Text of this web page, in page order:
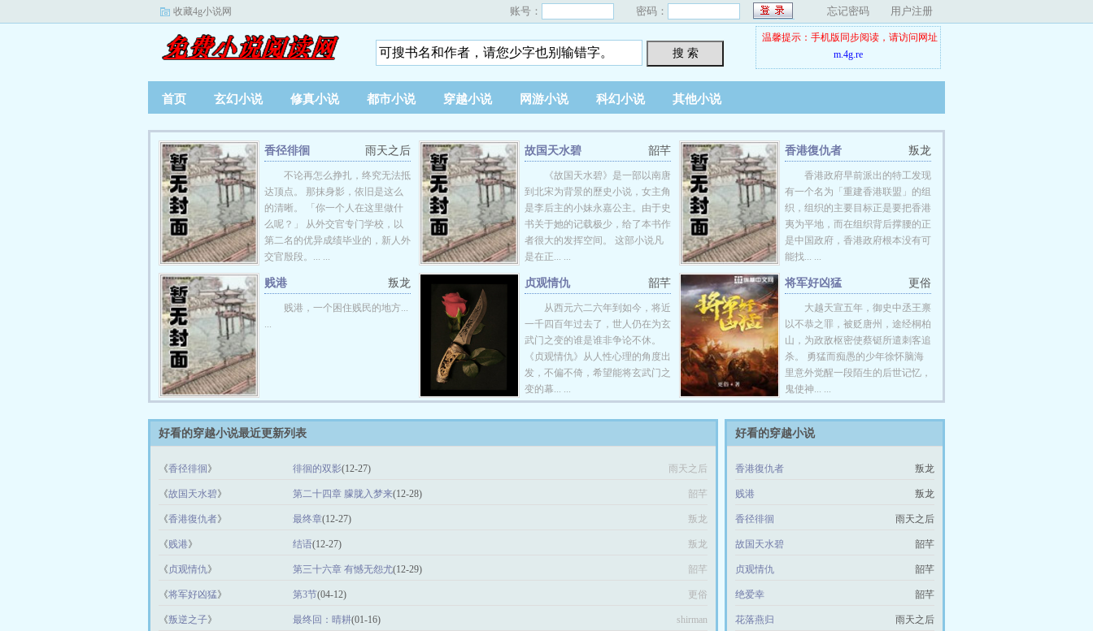
收藏4g小说网 账号： 密码： 忘记密码 用户注册
搜 索
温馨提示：手机版同步阅读，请访问网址
m.4g.re
首页 玄幻小说 修真小说 都市小说 穿越小说 网游小说 科幻小说 其他小说
雨天之后
香径徘徊
不论再怎么挣扎，终究无法抵
达顶点。 那抹身影，依旧是这么
的清晰。 「你一个人在这里做什
么呢？」 从外交官专门学校，以
第二名的优异成绩毕业的，新人外
交官殷段。... ...
韶芊
故国天水碧
《故国天水碧》是一部以南唐
到北宋为背景的歷史小说，女主角
是李后主的小妹永嘉公主。由于史
书关于她的记载极少，给了本书作
者很大的发挥空间。 这部小说凡
是在正... ...
叛龙
香港復仇者
香港政府早前派出的特工发现
有一个名为「重建香港联盟」的组
织，组织的主要目标正是要把香港
夷为平地，而在组织背后撑腰的正
是中国政府，香港政府根本没有可
能找... ...
叛龙
贱港
贱港，一个困住贱民的地方...
...
韶芊
贞观情仇
从西元六二六年到如今，将近
一千四百年过去了，世人仍在为玄
武门之变的谁是谁非争论不休。
《贞观情仇》从人性心理的角度出
发，不偏不倚，希望能将玄武门之
变的幕... ...
更俗
将军好凶猛
大越天宣五年，御史中丞王禀
以不恭之罪，被贬唐州，途经桐柏
山，为政敌枢密使蔡铤所遣刺客追
杀。 勇猛而痴愚的少年徐怀脑海
里意外觉醒一段陌生的后世记忆，
鬼使神... ...
好看的穿越小说最近更新列表
《香径徘徊 》 徘徊的双影(12-27) 雨天之后
《故国天水碧》 第二十四章 朦胧入梦来(12-28) 韶芊
《香港復仇者》 最终章(12-27) 叛龙
《贱港》 结语(12-27) 叛龙
《 贞观情仇》 第三十六章 有憾无怨尤(12-29) 韶芊
《将军好凶猛》 第3节(04-12) 更俗
《叛逆之子》 最终回：晴耕(01-16) shirman
好看的穿越小说
香港復仇者 叛龙
贱港 叛龙
香径徘徊 雨天之后
故国天水碧 韶芊
贞观情仇 韶芊
绝爱幸 韶芊
花落燕归 雨天之后